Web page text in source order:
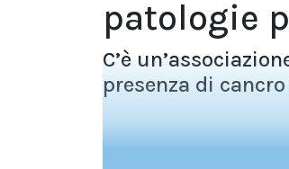
patologie
C’è
presenza di